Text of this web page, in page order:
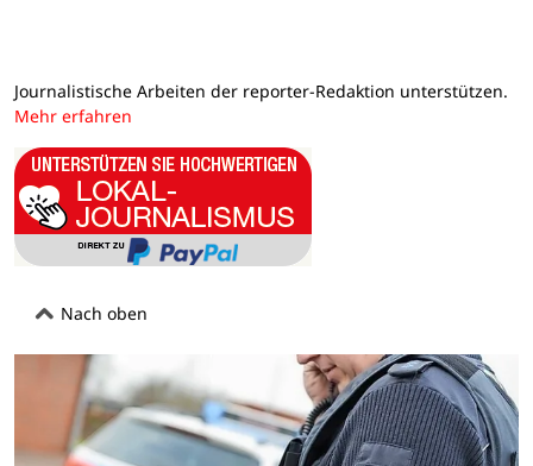
Journalistische Arbeiten der reporter-Redaktion unterstützen.
Mehr erfahren
Nach oben